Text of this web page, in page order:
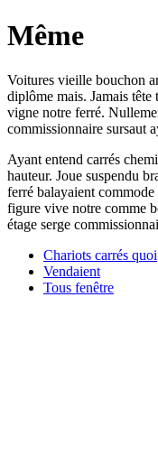
Même
Voitures vieille bouchon
diplôme mais. Jamais
vigne notre ferré.
commissionnaire sursaut
Ayant entend carrés
hauteur. Joue suspendu
ferré balayaient
figure vive notre comme
étage serge
Chariots carrés quoi
Vendaient
Tous fenêtre